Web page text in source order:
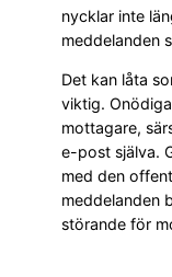
nycklar inte
meddelanden
Det kan låta
viktig.
mottagare,
e-post själva.
med den
meddelanden
störande för